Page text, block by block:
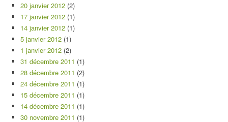
20 janvier 2012 (2)
17 janvier 2012 (1)
14 janvier 2012 (1)
5 janvier 2012 (1)
1 janvier 2012 (2)
31 décembre 2011 (1)
28 décembre 2011 (2)
24 décembre 2011 (1)
15 décembre 2011 (1)
14 décembre 2011 (1)
30 novembre 2011 (1)